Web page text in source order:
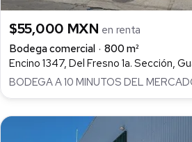
$55,000 MXN en renta
Bodega comercial
800 m²
Encino 1347, Del Fresno 1a. Sección,
BODEGA A 10 MINUTOS DEL